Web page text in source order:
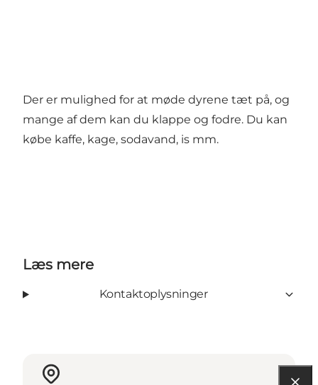
Der er mulighed for at møde dyrene tæt på, og
mange af dem kan du klappe og fodre. Du kan
købe kaffe, kage, sodavand, is mm.
Læs mere
Kontaktoplysninger